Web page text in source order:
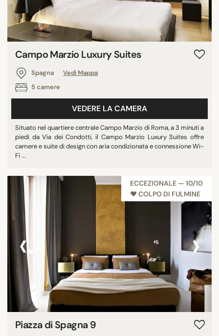
Campo Marzio Luxury Suites
Spagna
Vedi Mappa
5 camere
VEDERE LA CAMERA
Situato nel quartiere centrale Campo Marzio di Roma, a 3 minuti a
piedi da Via dei Condotti, il Campo Marzio Luxury Suites offre
camere e suite di design con aria condizionata e connessione Wi-
Fi ...
ECCEZIONALE — 10/10
♥︎ COLPO DI FULMINE
‹ ›
Piazza di Spagna 9